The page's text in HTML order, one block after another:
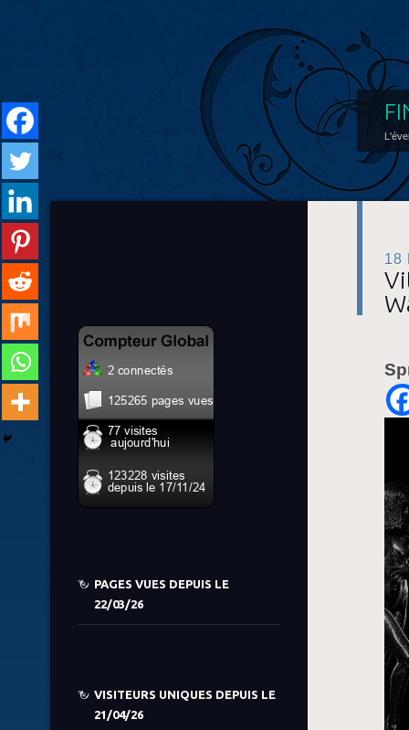
18
PAGES VUES DEPUIS LE
22/03/26
VISITEURS UNIQUES DEPUIS LE
21/04/26